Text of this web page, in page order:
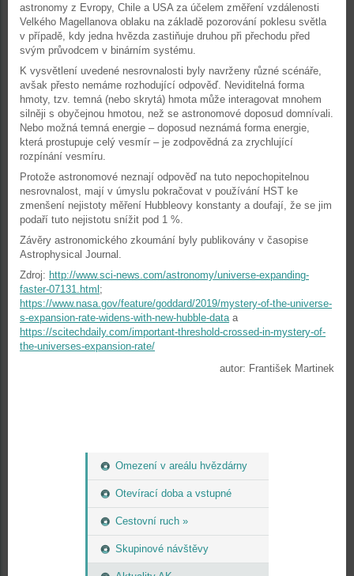
Omezení v areálu hvězdárny
Otevírací doba a vstupné
Cestovní ruch »
Skupinové návštěvy
astronomy z Evropy, Chile a USA za účelem změření vzdálenosti
Velkého Magellanova oblaku na základě pozorování poklesu světla
v případě, kdy jedna hvězda zastiňuje druhou při přechodu před
svým průvodcem v binárním systému.
K vysvětlení uvedené nesrovnalosti byly navrženy různé scénáře,
avšak přesto nemáme rozhodující odpověď. Neviditelná forma
hmoty, tzv. temná (nebo skrytá) hmota může interagovat mnohem
silněji s obyčejnou hmotou, než se astronomové doposud domnívali.
Nebo možná temná energie – doposud neznámá forma energie,
která prostupuje celý vesmír – je zodpovědná za zrychlující
rozpínání vesmíru.
Protože astronomové neznají odpověď na tuto nepochopitelnou
nesrovnalost, mají v úmyslu pokračovat v používání HST ke
zmenšení nejistoty měření Hubbleovy konstanty a doufají, že se jim
podaří tuto nejistotu snížit pod 1 %.
Závěry astronomického zkoumání byly publikovány v časopise
Astrophysical Journal.
Zdroj: http://www.sci-news.com/astronomy/universe-expanding-
faster-07131.html ;
https://www.nasa.gov/feature/goddard/2019/mystery-of-the-universe-
s-expansion-rate-widens-with-new-hubble-dataa
https://scitechdaily.com/important-threshold-crossed-in-mystery-of-
the-universes-expansion-rate/
autor: František Martinek